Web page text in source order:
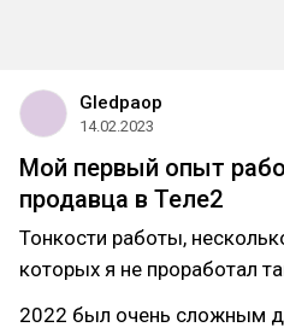
Gledpaop
14.02.2023
Мой первый опыт
продавца в Теле2
Тонкости работы,
которых я не проработал
2022 был очень сложным